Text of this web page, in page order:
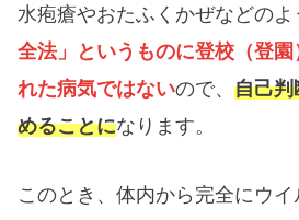
水疱瘡やおたふくかぜなどのよ
全法」というものに登校（登
れた病気ではないので、自己判
めることになります。
このとき、体内から完全にウ